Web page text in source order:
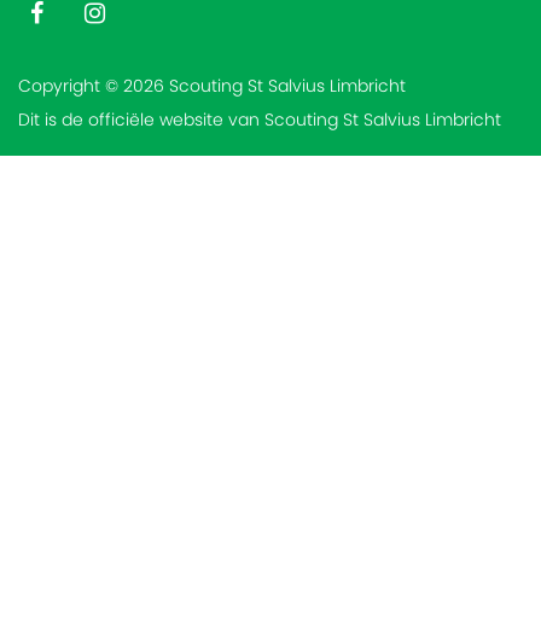
Copyright © 2026 Scouting St Salvius Limbricht
Dit is de officiële website van Scouting St Salvius Limbricht